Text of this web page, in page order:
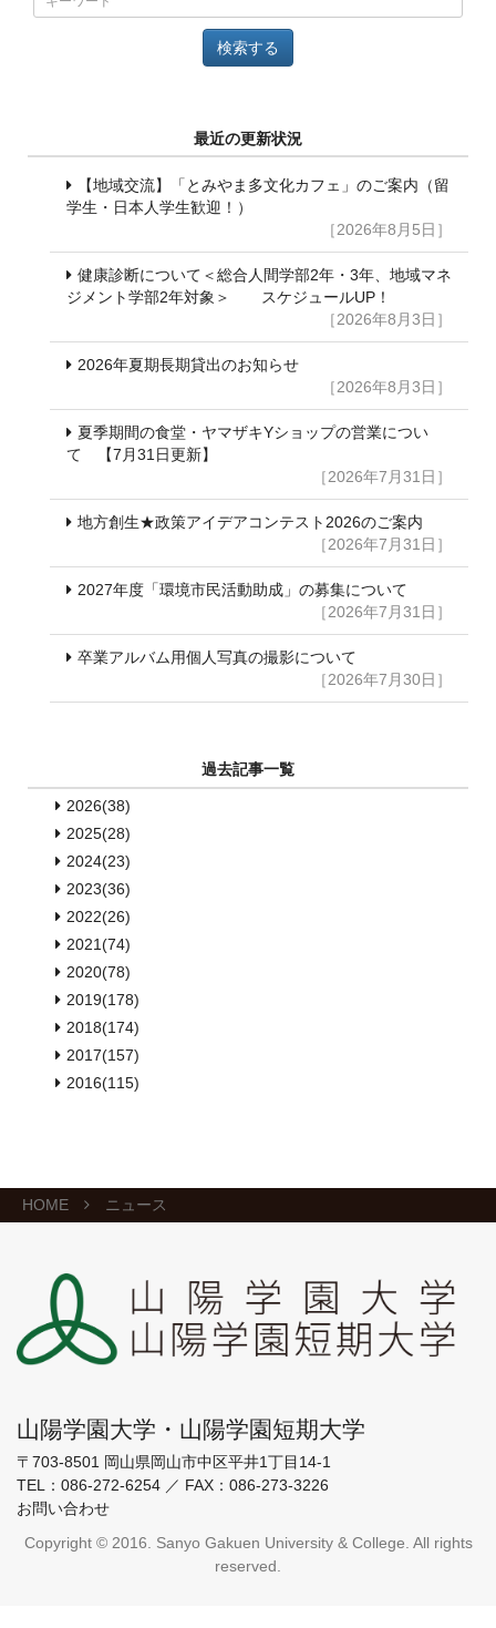
最近の更新状況
【地域交流】「とみやま多文化カフェ」のご案内（留
学生・日本人学生歓迎！）
［2026年8月5日］
健康診断について＜総合人間学部2年・3年、地域マネ
ジメント学部2年対象＞ スケジュールUP！
［2026年8月3日］
2026年夏期長期貸出のお知らせ
［2026年8月3日］
夏季期間の食堂・ヤマザキYショップの営業につい
て 【7月31日更新】
［2026年7月31日］
地方創生★政策アイデアコンテスト2026のご案内
［2026年7月31日］
2027年度「環境市民活動助成」の募集について
［2026年7月31日］
卒業アルバム用個人写真の撮影について
［2026年7月30日］
過去記事一覧
2026(38)
2025(28)
2024(23)
2023(36)
2022(26)
2021(74)
2020(78)
2019(178)
2018(174)
2017(157)
2016(115)
HOME ニュース
山陽学園大学・山陽学園短期大学
〒703-8501 岡山県岡山市中区平井1丁目14-1
TEL： 086-272-6254 ／ FAX：086-273-3226
お問い合わせ
Copyright © 2016. Sanyo Gakuen University & College. All rights
reserved.